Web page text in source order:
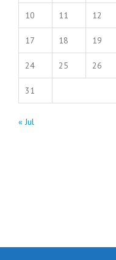
10 11 12
17 18 19
24 25 26
31
« Jul